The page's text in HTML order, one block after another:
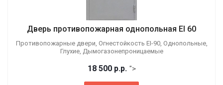
Дверь противопожарная однопольная EI 60
Противопожарные двери, Огнестойкость EI-90, Однопольные,
Глухие, Дымогазонепроницаемые
18 500 р.р. ">